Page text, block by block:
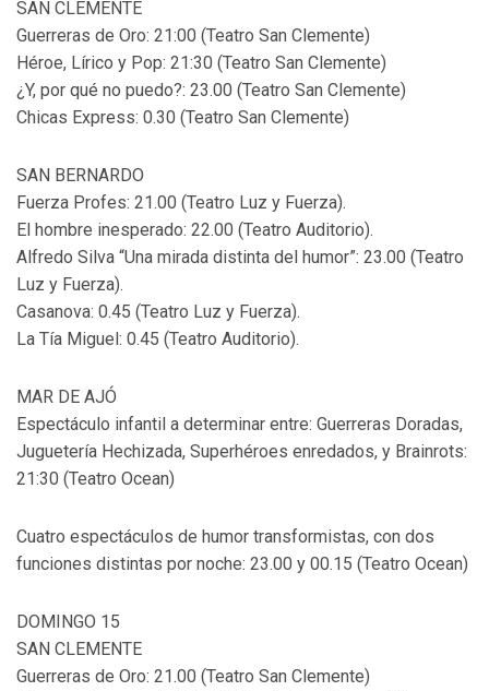
SAN CLEMENTE
Guerreras de Oro: 21:00 (Teatro San Clemente)
Héroe, Lírico y Pop: 21:30 (Teatro San Clemente)
¿Y, por qué no puedo?: 23.00 (Teatro San Clemente)
Chicas Express: 0.30 (Teatro San Clemente)
SAN BERNARDO
Fuerza Profes: 21.00 (Teatro Luz y Fuerza).
El hombre inesperado: 22.00 (Teatro Auditorio).
Alfredo Silva “Una mirada distinta del humor”: 23.00 (Teatro
Luz y Fuerza).
Casanova: 0.45 (Teatro Luz y Fuerza).
La Tía Miguel: 0.45 (Teatro Auditorio).
MAR DE AJÓ
Espectáculo infantil a determinar entre: Guerreras Doradas,
Juguetería Hechizada, Superhéroes enredados, y Brainrots:
21:30 (Teatro Ocean)
Cuatro espectáculos de humor transformistas, con dos
funciones distintas por noche: 23.00 y 00.15 (Teatro Ocean)
DOMINGO 15
SAN CLEMENTE
Guerreras de Oro: 21.00 (Teatro San Clemente)